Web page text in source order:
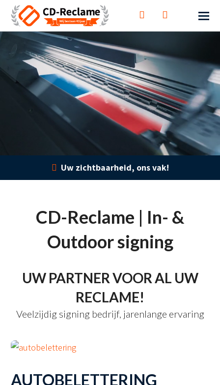
Uw zichtbaarheid, ons vak!
CD-Reclame | In- &
Outdoor signing
UW PARTNER VOOR AL UW
RECLAME!
Veelzijdig signing bedrijf, jarenlange ervaring
AUTOBELETTERING